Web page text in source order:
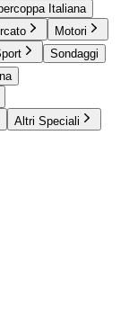
Italiana
Motori
Sondaggi
Altri Speciali